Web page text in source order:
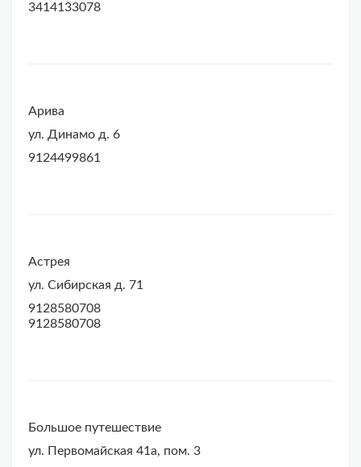
3414133078
Арива
ул. Динамо д. 6
9124499861
Астрея
ул. Сибирская д. 71
9128580708
9128580708
Большое путешествие
ул. Первомайская 41а, пом. 3